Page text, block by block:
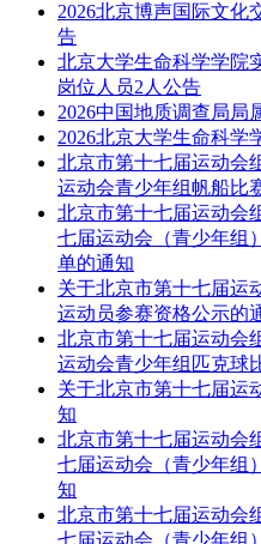
2026北京博声国际文化
告
北京大学生命科学学院
岗位人员2人公告
2026中国地质调查局局
2026北京大学生命科学
北京市第十七届运动会
运动会青少年组帆船比
北京市第十七届运动会
七届运动会（青少年组
单的通知
关于北京市第十七届运
运动员参赛资格公示的
北京市第十七届运动会
运动会青少年组匹克球
关于北京市第十七届运
知
北京市第十七届运动会
七届运动会（青少年组
知
北京市第十七届运动会